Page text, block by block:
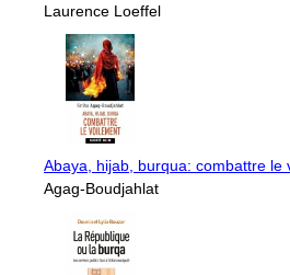
Laurence Loeffel
Abaya, hijab, burqua: combattre le
Agag-Boudjahlat